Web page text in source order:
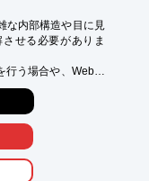
な内部構造や目に見
せる必要がありま
う場合や、Webな
は伝達に限界があ
対し、CADデータ
は難しい内部構造の
やすく動画やWebサ
す。
が伝わり、Webサイ